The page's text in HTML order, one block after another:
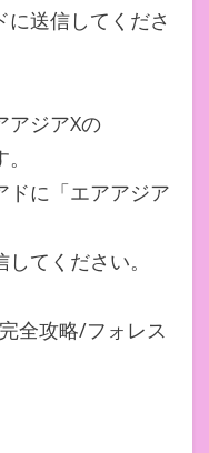
送信してくださ
ジアXの
ドに「エアアジア
てください。
全攻略/フォレス